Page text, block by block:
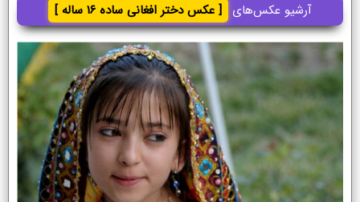
آرشیو عکس‌های [ عکس دختر افغانی ساده ۱۶ ساله ]